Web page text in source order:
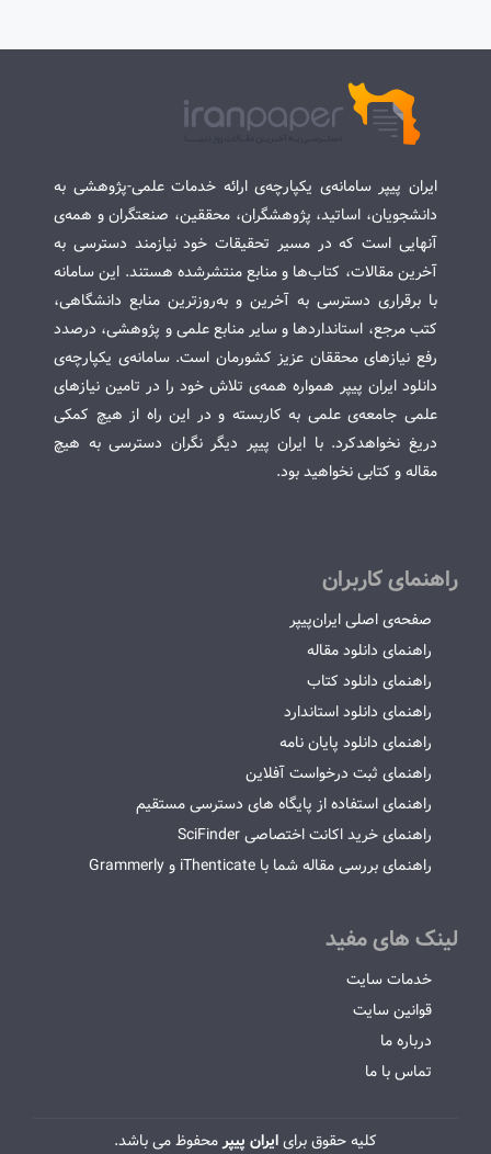
ایران پیپر سامانه‌ی یکپارچه‌ی ارائه خدمات علمی-پژوهشی به
دانشجویان، اساتید، پژوهشگران، محققین، صنعتگران و همه‌ی
آنهایی است که در مسیر تحقیقات خود نیازمند دسترسی به
آخرین مقالات، کتاب‌ها و منابع منتشرشده هستند. این سامانه
با برقراری دسترسی به آخرین و به‌روزترین منابع دانشگاهی،
کتب مرجع، استانداردها و سایر منابع علمی و پژوهشی، درصدد
رفع نیازهای محققان عزیز کشورمان است. سامانه‌ی یکپارچه‌ی
دانلود ایران پیپر همواره همه‌ی تلاش خود را در تامین نیازهای
علمی جامعه‌ی علمی به کاربسته و در این راه از هیچ کمکی
دریغ نخواهدکرد. با ایران پیپر دیگر نگران دسترسی به هیچ
مقاله و کتابی نخواهید بود.
راهنمای کاربران
صفحه‌ی اصلی ایران‌پیپر
راهنمای دانلود مقاله
راهنمای دانلود کتاب
راهنمای دانلود استاندارد
راهنمای دانلود پایان نامه
راهنمای ثبت درخواست آفلاین
راهنمای استفاده از پایگاه های دسترسی مستقیم
راهنمای خرید اکانت اختصاصی SciFinder
راهنمای بررسی مقاله شما با iThenticate و Grammerly
لینک های مفید
خدمات سایت
قوانین سایت
درباره ما
تماس با ما
کلیه حقوق برایایران پیپرمحفوظ می باشد.